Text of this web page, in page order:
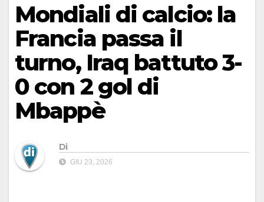
Mondiali di calcio: la
Francia passa il
turno, Iraq battuto 3-
0 con 2 gol di
Mbappè
Di
GIU 23, 2026